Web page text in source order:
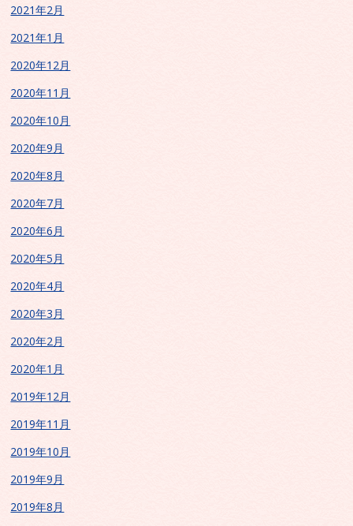
2021年2月
2021年1月
2020年12月
2020年11月
2020年10月
2020年9月
2020年8月
2020年7月
2020年6月
2020年5月
2020年4月
2020年3月
2020年2月
2020年1月
2019年12月
2019年11月
2019年10月
2019年9月
2019年8月